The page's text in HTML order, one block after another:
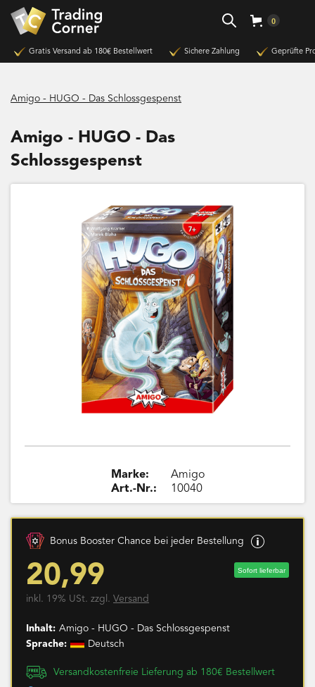
0
Gratis Versand ab 180€ Bestellwert Sichere Zahlung Geprüfte
Amigo - HUGO - Das Schlossgespenst
Amigo - HUGO - Das
Schlossgespenst
Marke:
Art.-Nr.:
Amigo
10040
Bonus Booster Chance bei jeder Bestellung
20,99 Sofort lieferbar
inkl. 19% USt. zzgl. Versand
Inhalt: Amigo - HUGO - Das Schlossgespenst
Sprache:
Deutsch
Versandkostenfreie Lieferung ab 180€ Bestellwert